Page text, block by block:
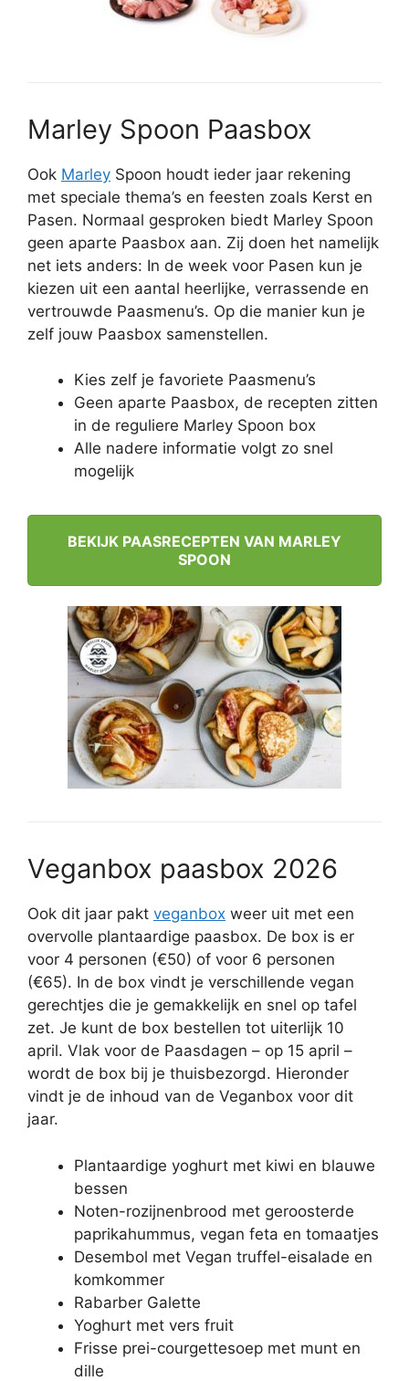
Marley Spoon Paasbox
Ook Marley Spoon houdt ieder jaar rekening
met speciale thema’s en feesten zoals Kerst en
Pasen. Normaal gesproken biedt Marley Spoon
geen aparte Paasbox aan. Zij doen het namelijk
net iets anders: In de week voor Pasen kun je
kiezen uit een aantal heerlijke, verrassende en
vertrouwde Paasmenu’s. Op die manier kun je
zelf jouw Paasbox samenstellen.
Kies zelf je favoriete Paasmenu’s
Geen aparte Paasbox, de recepten zitten
in de reguliere Marley Spoon box
Alle nadere informatie volgt zo snel
mogelijk
BEKIJK PAASRECEPTEN VAN MARLEY
SPOON
Veganbox paasbox 2026
Ook dit jaar pakt veganbox weer uit met een
overvolle plantaardige paasbox. De box is er
voor 4 personen (€50) of voor 6 personen
(€65). In de box vindt je verschillende vegan
gerechtjes die je gemakkelijk en snel op tafel
zet. Je kunt de box bestellen tot uiterlijk 10
april. Vlak voor de Paasdagen – op 15 april –
wordt de box bij je thuisbezorgd. Hieronder
vindt je de inhoud van de Veganbox voor dit
jaar.
Plantaardige yoghurt met kiwi en blauwe
bessen
Noten-rozijnenbrood met geroosterde
paprikahummus, vegan feta en tomaatjes
Desembol met Vegan truffel-eisalade en
komkommer
Rabarber Galette
Yoghurt met vers fruit
Frisse prei-courgettesoep met munt en
dille